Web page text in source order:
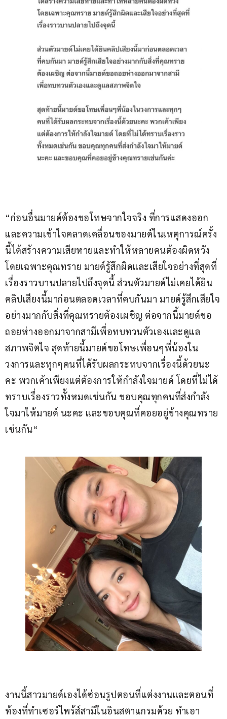
“ก่อนอื่นมายด์ต้องขอโทษจากใจจริง ที่การแสดงออก
และความเข้าใจคลาดเคลื่อนของมายด์ในเหตุการณ์ครั้ง
นี้ได้สร้างความเสียหายและทำให้หลายคนต้องผิดหวัง
โดยเฉพาะคุณทราย มายด์รู้สึกผิดและเสียใจอย่างที่สุดที่
เรื่องราวบานปลายไปถึงจุดนี้ ส่วนตัวมายด์ไม่เคยได้ยิน
คลิปเสียงนี้มาก่อนตลอดเวลาที่คบกันมา มายด์รู้สึกเสียใจ
อย่างมากกับสิ่งที่คุณทรายต้องเผชิญ ต่อจากนี้มายด์ขอ
ถอยห่างออกมาจากสามีเพื่อทบทวนตัวเองและดูแล
สภาพจิตใจ สุดท้ายนี้มายด์ขอโทษเพื่อนๆพี่น้องใน
วงการและทุกๆคนที่ได้รับผลกระทบจากเรื่องนี้ด้วยนะ
คะ พวกเค้าเพียงแต่ต้องการให้กำลังใจมายด์ โดยที่ไม่ได้
ทราบเรื่องราวทั้งหมดเช่นกัน ขอบคุณทุกคนที่ส่งกำลัง
ใจมาให้มายด์ นะคะ และขอบคุณที่คอยอยู่ข้างคุณทราย
เช่นกัน“
งานนี้สาวมายด์เองได้ซ่อนรูปตอนที่แต่งงานและตอนที่
ท้องที่ทำเซอร์ไพร้ส์สามีในอินสตาแกรมด้วย ทำเอา